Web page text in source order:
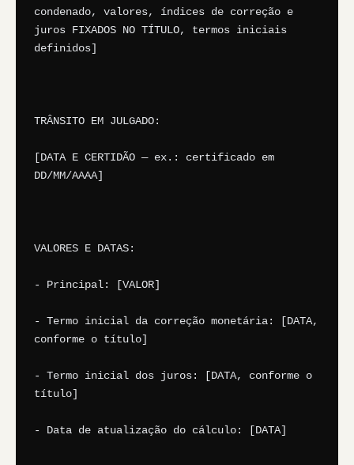
condenado, valores, índices de correção e
juros FIXADOS NO TÍTULO, termos iniciais
definidos]
TRÂNSITO EM JULGADO:
[DATA E CERTIDÃO — ex.: certificado em
DD/MM/AAAA]
VALORES E DATAS:
- Principal: [VALOR]
- Termo inicial da correção monetária: [DATA,
conforme o título]
- Termo inicial dos juros: [DATA, conforme o
título]
- Data de atualização do cálculo: [DATA]